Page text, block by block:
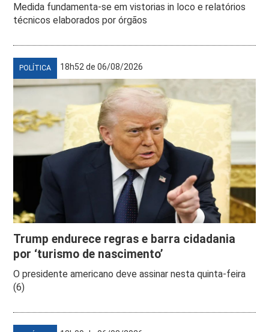
Medida fundamenta-se em vistorias in loco e relatórios
técnicos elaborados por órgãos
POLÍTICA 18h52 de 06/08/2026
Trump endurece regras e barra cidadania
por ‘turismo de nascimento’
O presidente americano deve assinar nesta quinta-feira
(6)